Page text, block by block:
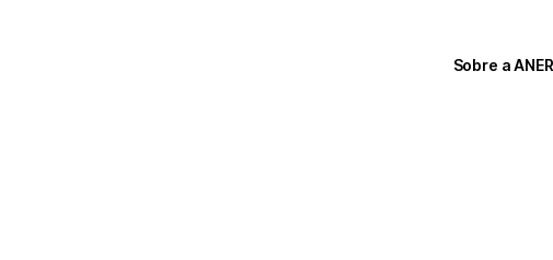
Sobre a ANER